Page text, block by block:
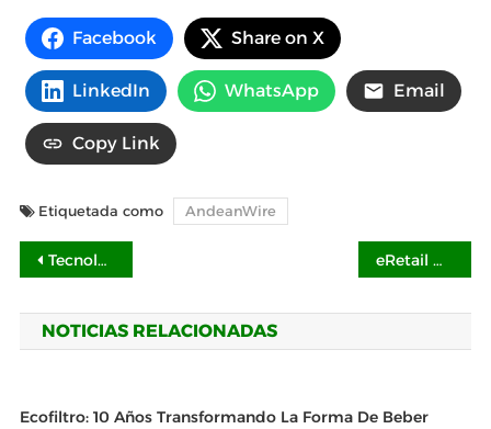
Facebook Share on X
LinkedIn WhatsApp Email
Copy Link
Etiquetada como AndeanWire
Navegación
de
entradas
Tecnología YAG Candela facilita depilacion bikini brasileño en Kopay de Gele Giner eRetail Day México: Hub de innovación y capacitación en comercio digital
NOTICIAS RELACIONADAS
Ecofiltro: 10 Años Transformando La Forma De Beber